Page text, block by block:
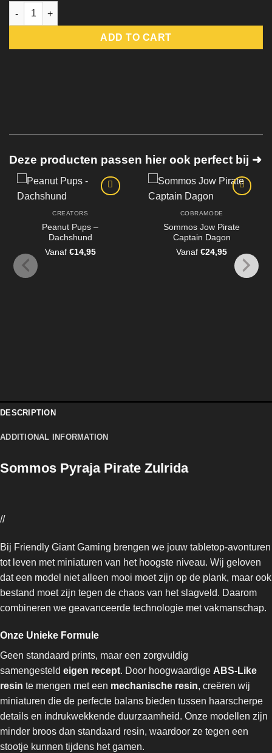
Sommos Pyraja Pirate Zulrida quantity
ADD TO CART
Deze producten passen hier ook perfect bij ➜
CREATORS
Peanut Pups –
Dachshund
Vanaf €14,95
COBRAMODE
Sommos Jow Pirate
Captain Dagon
Vanaf€24,95
DESCRIPTION
ADDITIONAL INFORMATION
Sommos Pyraja Pirate Zulrida
//
Bij Friendly Giant Gaming brengen we jouw tabletop-avonturen
tot leven met miniaturen van het hoogste niveau. Wij geloven
dat een model niet alleen mooi moet zijn op de plank, maar ook
bestand moet zijn tegen de chaos van het slagveld. Daarom
combineren we geavanceerde technologie met vakmanschap.
Onze Unieke Formule
Geen standaard prints, maar een zorgvuldig
samengesteld eigen recept. Door hoogwaardige ABS-Like
resin te mengen met een mechanische resin, creëren wij
miniaturen die de perfecte balans bieden tussen haarscherpe
details en indrukwekkende duurzaamheid. Onze modellen zijn
minder broos dan standaard resin, waardoor ze tegen een
stootje kunnen tijdens het gamen.